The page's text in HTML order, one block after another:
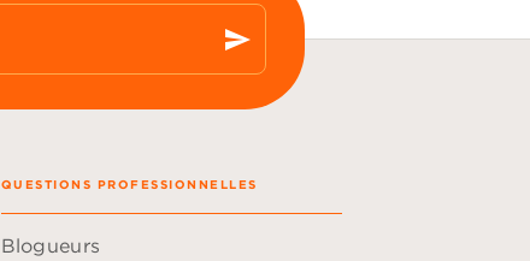
send
QUESTIONS PROFESSIONNELLES
Blogueurs